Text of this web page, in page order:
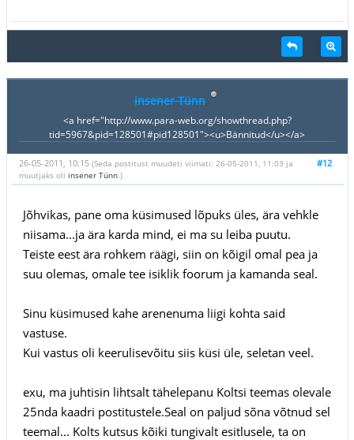
insener Tünn
<a href="http://www.para-web.org/showthread.php?
tid=5967&pid=128501#pid128501"><u>Bännitud</u></a>
#12
26-05-2011, 10:15 (Seda postitust muudeti viimati: 26-05-2011, 11:03 ja
muutjaks oli insener Tünn.)
Jõhvikas, pane oma küsimused lõpuks üles, ära vehkle
niisama...ja ära karda mind, ei ma su leiba puutu.
Teiste eest ära rohkem räägi, siin on kõigil omal pea ja
suu olemas, omale tee isiklik foorum ja kamanda seal.
Sinu küsimused kahe arenenuma liigi kohta said
vastuse.
Kui vastus oli keerulisevõitu siis küsi üle, seletan veel.
exu, ma juhtisin lihtsalt tähelepanu Koltsi teemas olevale
25nda kaadri postitustele.Seal on paljud sõna võtnud sel
teemal... Kolts kutsus kõiki tungivalt esitlusele, ta on